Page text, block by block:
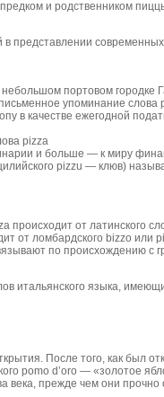
и родственником
в представлении
портовом городке
упоминание слова
в качестве ежегодной
pizza
и больше — к миру
pizzu — клюв)
происходит от латинского
от ломбардского bizzo или
по происхождению с
итальянского языка,
После того, как был
pomo d’oro — «золотое
века, прежде чем они прочно